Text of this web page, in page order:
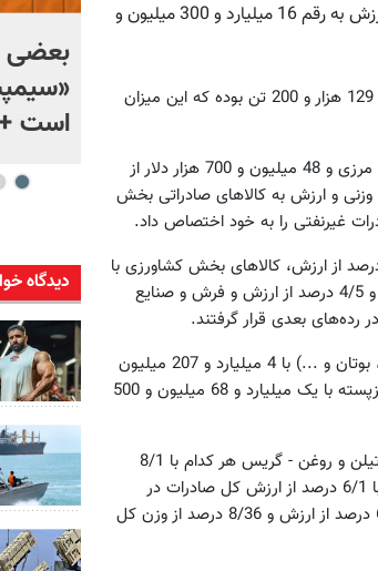
همشهری آنلاین: در سال 1385 صادرات غیرنفتی با 2/47 درصد افزایش در ارزش به رقم 16 میلیارد و 300 میلیون و
به گزارش روابط عمومی گمرک ایران، میزان وزنی صادرات غیرنفتی 33 میلیون و 129 هزار و 200 تن بوده که این میزان
از مجموع کل صادرات غیرنفتی 443 میلیون و 400 هزار دلار از محل بازارچه‌های مرزی و 48 میلیون و 700 هزار دلار از
و ارزش به کالاهای صادراتی بخش
آن کالاهای صادراتی زیرگروه بخش صنعت با 2/21 درصد از وزن و 2/32 درصد از ارزش، کالاهای بخش کشاورزی با
5/4 درصد از وزن و 1/13 درصد از ارزش و کالاهای معدنی با 3/25 درصد از وزن و 4/5 درصد از ارزش و فرش و صنایع
این گزارش می‌افزاید: اقلام عمده کالاهای صادراتی شامل میعانات گازی (پروپان، بوتان و ...) با 4 میلیارد و 207 میلیون
دلار، آهن‌آلات و فولاد با یک میلیارد و 100 میلیون و 300 هزار دلار، پسته و مغزپسته با یک میلیارد و 68 میلیون و 500
همچنین شمش مس با اختصاص 2 درصد، مصنوعات مسی با 9/1 درصد، پلی اتیلن و روغن - گریس هر کدام با 8/1
درصد، سنگ و کنسانتره مولیبدن با 7/1 درصد و مصنوعات پلاستیکی و ملامین با 6/1 درصد از ارزش کل صادرات در
رده‌های بعدی قرار گرفتند. ده قلم عمده کالاهای صادراتی در سال گذشته 6/53 درصد از ارزش و 8/36 درصد از وزن کل
بعضی
است +
دیدگاه